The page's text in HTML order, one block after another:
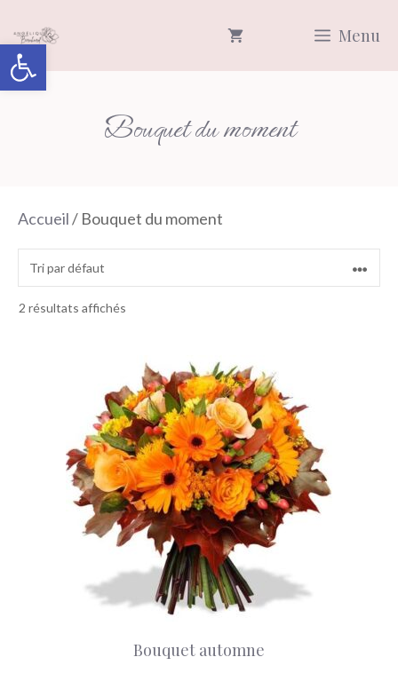
Ouvrir la barre d’outils
au
contenu
Menu
Bouquet du moment
Accueil/ Bouquet du moment
2 résultats affichés
Bouquet automne
plusieurs
variations.